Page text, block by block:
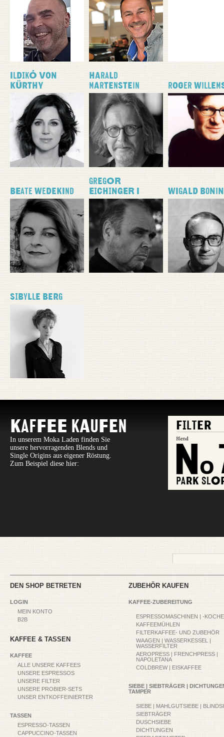
Ildikó von
Kürthy
Harald
Martenstein
Roger
Beate Wedekind
Gregor
Eichinger I
Wigald
Sibylle Berg
Kaffee Kaufen
In unserem Moka Laden finden Sie
unsere hervorragenden Blends und
Single Origins aus eigener Röstung.
Zum Beispiel diese hier:
DEN SHOP BETRETEN
LOGIN
MEIN KONTO
B2B
KAFFEE & TASSEN
KAFFEE
ALLE UNSERE KAFFEES
UNSERE ESPRESSOS
UNSERE FILTER
UNSERE PROBIER-SETS
UNSER ENTKOFFEINIERTER
TASSEN
ESPRESSO-TASSEN
CAPPUCCINO-TASSEN
ZUBEHÖR KAUFEN
KAFFEE-ZUBEREITUNG
ESPRESSOMASCHINEN | -
KAFFEEMÜHLEN
FILTERKAFFEE- UND ZUBEHÖR
WAAGEN | WASSERKESSEL |
WASSERFILTER
AEROPRESS | FRENCHPRESS |
NAPOLETANA
COLDBREW | EISKAFFEE
SIEBE | SIEBTRÄGER |
TAMPER
SIEBE | MAHLGUTSIEBE |
SIEBTRÄGER
DUSCHSIEBE
DICHTUNGEN